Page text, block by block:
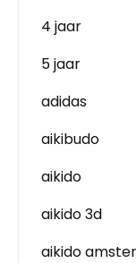
4 jaar
5 jaar
adidas
aikibudo
aikido
aikido 3d
aikido